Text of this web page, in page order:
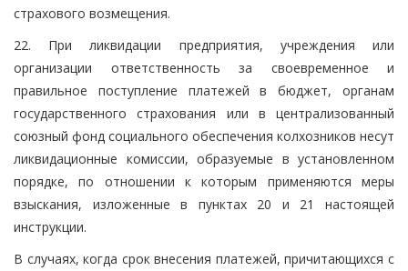
страхового возмещения.
22. При ликвидации предприятия, учреждения или
организации ответственность за своевременное и
правильное поступление платежей в бюджет, органам
государственного страхования или в централизованный
союзный фонд социального обеспечения колхозников несут
ликвидационные комиссии, образуемые в установленном
порядке, по отношении к которым применяются меры
взыскания, изложенные в пунктах 20 и 21 настоящей
инструкции.
В случаях, когда срок внесения платежей, причитающихся с